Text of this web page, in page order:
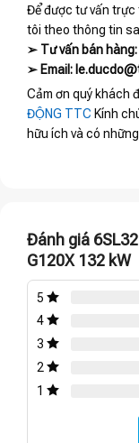
Để được tư vấn trực
tôi theo thông tin
➢ Tư vấn bán
➢ Email:
Cảm ơn quý khách
ĐỘNG TTC Kính
hữu ích và có
Đánh giá
G120X 132 kW
5
4
3
2
1